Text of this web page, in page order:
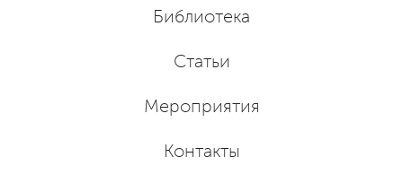
Библиотека
Статьи
Мероприятия
Контакты